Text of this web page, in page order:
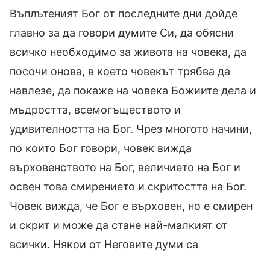
Въплътеният Бог от последните дни дойде
главно за да говори думите Си, да обясни
всичко необходимо за живота на човека, да
посочи онова, в което човекът трябва да
навлезе, да покаже на човека Божиите дела и
мъдростта, всемогъществото и
удивителността на Бог. Чрез многото начини,
по които Бог говори, човек вижда
върховенството на Бог, величието на Бог и
освен това смирението и скритостта на Бог.
Човек вижда, че Бог е върховен, но е смирен
и скрит и може да стане най-малкият от
всички. Някои от Неговите думи са